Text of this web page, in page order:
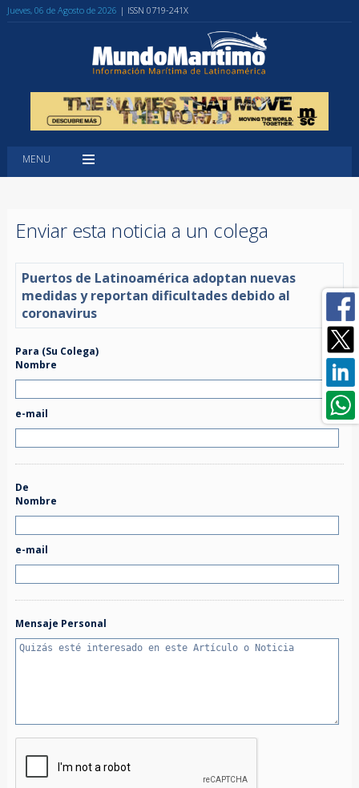
Jueves, 06 de Agosto de 2026 | ISSN 0719-241X
MENU
Enviar esta noticia a un colega
Puertos de Latinoamérica adoptan nuevas
medidas y reportan dificultades debido al
coronavirus
Para (Su Colega)
Nombre
e-mail
De
Nombre
e-mail
Mensaje Personal